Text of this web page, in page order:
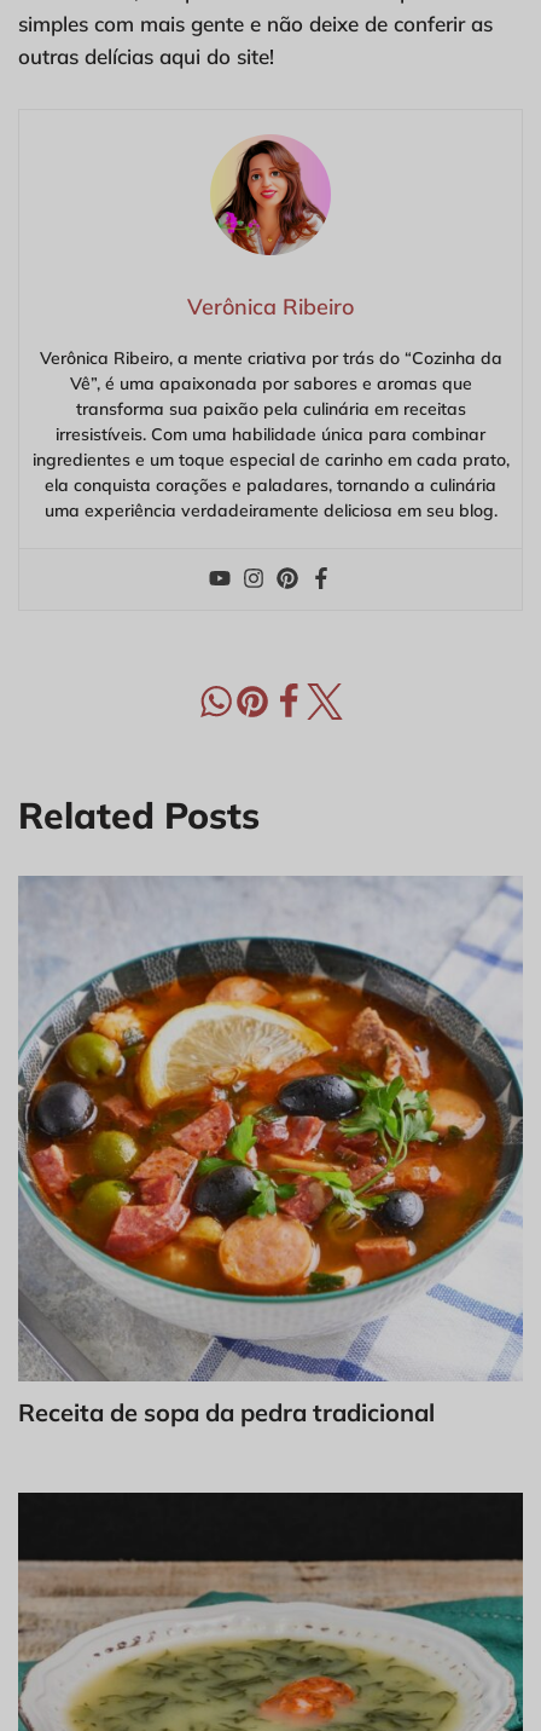
simples com mais gente e não deixe de conferir as
outras delícias aqui do site!
Verônica Ribeiro
Verônica Ribeiro, a mente criativa por trás do “Cozinha da
Vê”, é uma apaixonada por sabores e aromas que
transforma sua paixão pela culinária em receitas
irresistíveis. Com uma habilidade única para combinar
ingredientes e um toque especial de carinho em cada prato,
ela conquista corações e paladares, tornando a culinária
uma experiência verdadeiramente deliciosa em seu blog.
Related Posts
Receita de sopa da pedra tradicional